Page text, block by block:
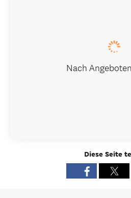
Nach
Diese Seite